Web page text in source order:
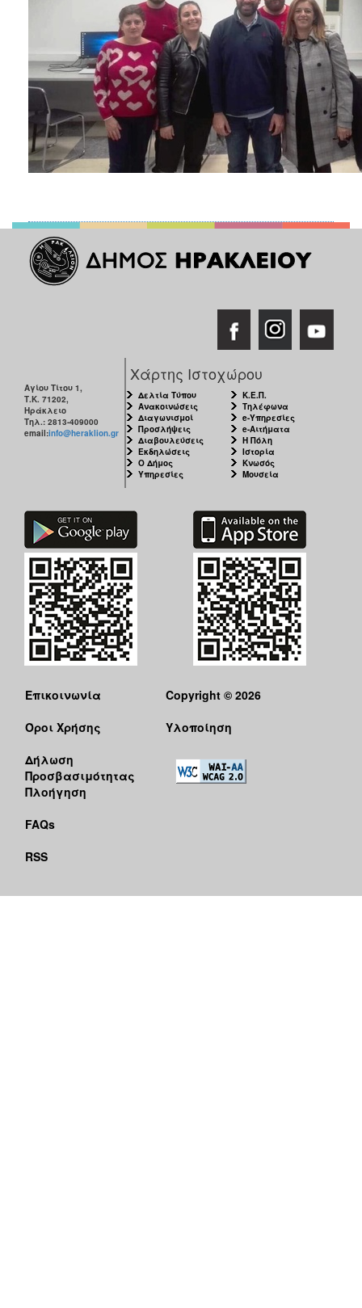
Αγίου Τίτου 1,
Τ.Κ. 71202,
Ηράκλειο
Τηλ.: 2813-409000
email:info@heraklion.gr
Χάρτης Ιστοχώρου
Δελτία Τύπου
Ανακοινώσεις
Διαγωνισμοί
Προσλήψεις
Διαβουλεύσεις
Εκδηλώσεις
Ο Δήμος
Υπηρεσίες
Κ.Ε.Π.
Τηλέφωνα
e-Υπηρεσίες
e-Αιτήματα
Η Πόλη
Ιστορία
Κνωσός
Μουσεία
Επικοινωνία
Όροι Χρήσης
Δήλωση
Προσβασιμότητας
Πλοήγηση
FAQs
RSS
Copyright © 2026
Υλοποίηση